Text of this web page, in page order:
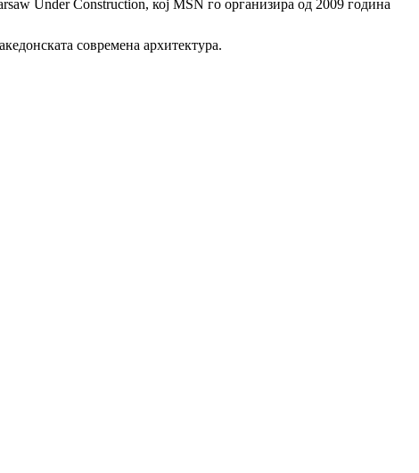
Under Construction, кој MSN го организира од 2009 година
современа архитектура.